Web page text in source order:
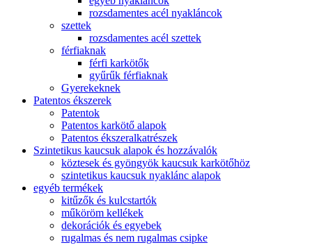
rozsdamentes acél nyakláncok
szettek
rozsdamentes acél szettek
férfiaknak
férfi karkötők
gyűrűk férfiaknak
Gyerekeknek
Patentos ékszerek
Patentok
Patentos karkötő alapok
Patentos ékszeralkatrészek
Szintetikus kaucsuk alapok és hozzávalók
köztesek és gyöngyök kaucsuk karkötőhöz
szintetikus kaucsuk nyaklánc alapok
egyéb termékek
kitűzők és kulcstartók
műköröm kellékek
dekorációk és egyebek
rugalmas és nem rugalmas csipke